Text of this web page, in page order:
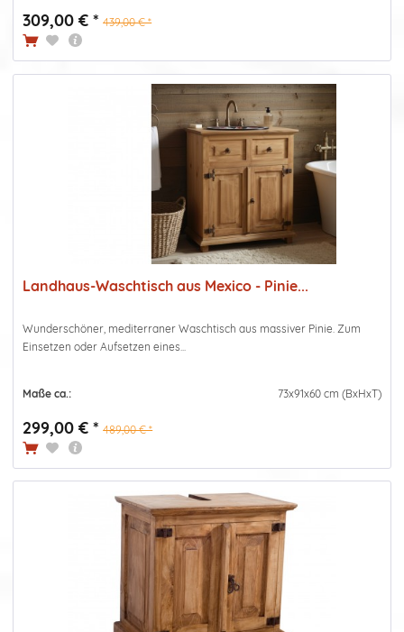
309,00 € * 439,00 € *
Landhaus-Waschtisch aus Mexico - Pinie...
Wunderschöner, mediterraner Waschtisch aus massiver Pinie. Zum
Einsetzen oder Aufsetzen eines...
Maße ca.: 73x91x60 cm (BxHxT)
299,00 € * 489,00 € *